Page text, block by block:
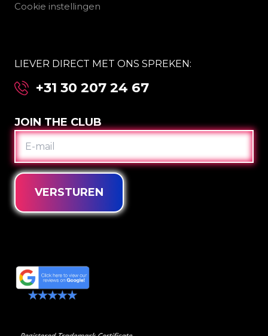
Cookie instellingen
LIEVER DIRECT MET ONS SPREKEN:
+31 30 207 24 67
JOIN THE CLUB
E-
MAIL
VERSTUREN